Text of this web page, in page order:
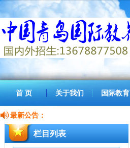
首 页 关于我们 国际教育
最新公告：
栏目列表